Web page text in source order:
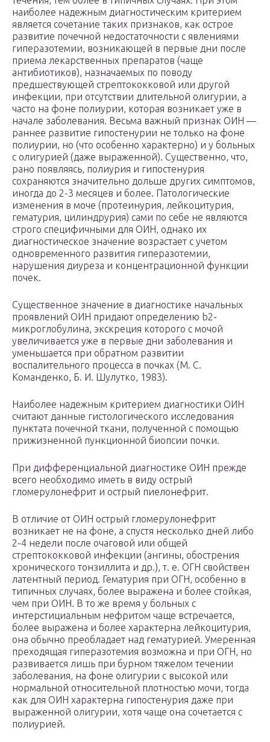
наиболее надежным диагностическим критерием
является сочетание таких признаков, как острое
развитие почечной недостаточности с явлениями
гиперазотемии, возникающей в первые дни после
приема лекарственных препаратов (чаще
антибиотиков), назначаемых по поводу
предшествующей стрептококковой или другой
инфекции, при отсутствии длительной олигурии, а
часто на фоне полиурии, которая возникает уже в
начале заболевания. Весьма важный признак ОИН —
раннее развитие гипостенурии не только на фоне
полиурии, но (что особенно характерно) и у больных
с олигурией (даже выраженной). Существенно, что,
рано появляясь, полиурия и гипостенурия
сохраняются значительно дольше других симптомов,
иногда до 2-3 месяцев и более. Патологические
изменения в моче (протеинурия, лейкоцитурия,
гематурия, цилиндрурия) сами по себе не являются
строго специфичными для ОИН, однако их
диагностическое значение возрастает с учетом
одновременного развития гиперазотемии,
нарушения диуреза и концентрационной функции
почек.
Существенное значение в диагностике начальных
проявлений ОИН придают определению b2-
микроглобулина, экскреция которого с мочой
увеличивается уже в первые дни заболевания и
уменьшается при обратном развитии
воспалительного процесса в почках (М. С.
Команденко, Б. И. Шулутко, 1983).
Наиболее надежным критерием диагностики ОИН
считают данные гистологического исследования
пунктата почечной ткани, полученной с помощью
прижизненной пункционной биопсии почки.
При дифференциальной диагностике ОИН прежде
всего необходимо иметь в виду острый
гломерулонефрит и острый пиелонефрит.
В отличие от ОИН острый гломерулонефрит
возникает не на фоне, а спустя несколько дней либо
2-4 недели после очаговой или общей
стрептококковой инфекции (ангины, обострения
хронического тонзиллита и др.), т. е. ОГН свойствен
латентный период. Гематурия при ОГН, особенно в
типичных случаях, более выражена и более стойкая,
чем при ОИН. В то же время у больных с
интерстициальным нефритом чаще встречается,
более выражена и более характерна лейкоцитурия,
она обычно преобладает над гематурией. Умеренная
преходящая гиперазотемия возможна и при ОГН, но
развивается лишь при бурном тяжелом течении
заболевания, на фоне олигурии с высокой или
нормальной относительной плотностью мочи, тогда
как для ОИН характерна гипостенурия даже при
выраженной олигурии, хотя чаще она сочетается с
полиурией.